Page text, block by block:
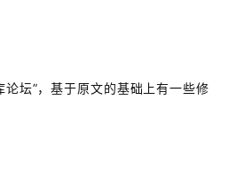
论坛”，基于原文的基础上有一些修